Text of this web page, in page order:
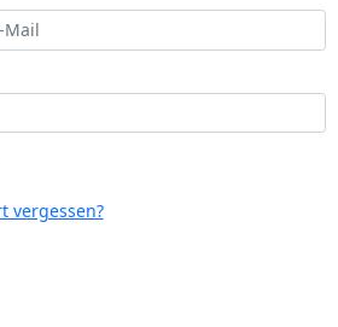
vergessen?